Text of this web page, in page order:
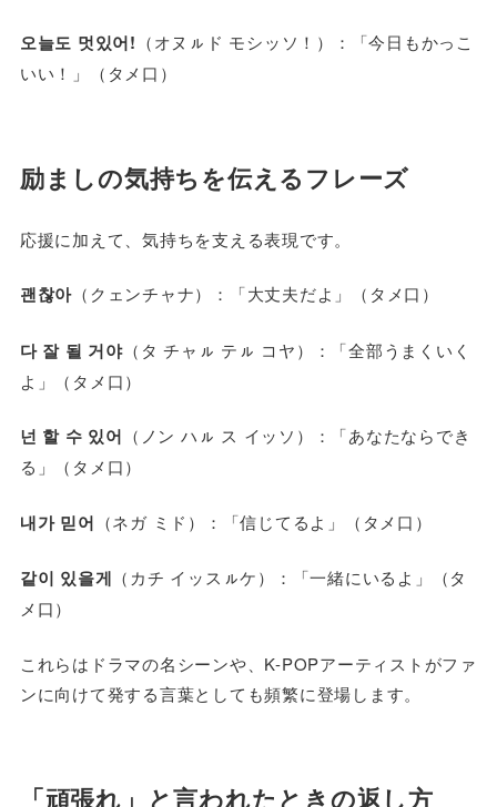
오늘도 멋있어! （オヌㇽド モシッソ！）：「今日もかっこ
いい！」（タメ口）
励ましの気持ちを伝えるフレーズ
応援に加えて、気持ちを支える表現です。
괜찮아 （クェンチャナ）：「大丈夫だよ」（タメ口）
다 잘 될 거야（タ チャㇽ テㇽ コヤ）：「全部うまくいく
よ」（タメ口）
넌 할 수 있어 （ノン ハㇽ ス イッソ）：「あなたならでき
る」（タメ口）
내가 믿어 （ネガ ミド）：「信じてるよ」（タメ口）
같이 있을게 （カチ イッスㇽケ）：「一緒にいるよ」（タ
メ口）
これらはドラマの名シーンや、K-POPアーティストがファ
ンに向けて発する言葉としても頻繁に登場します。
「頑張れ」と言われたときの返し方